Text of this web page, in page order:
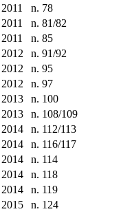
2011 n. 78
2011 n. 81/82
2011 n. 85
2012 n. 91/92
2012 n. 95
2012 n. 97
2013 n. 100
2013 n. 108/109
2014 n. 112/113
2014 n. 116/117
2014 n. 114
2014 n. 118
2014 n. 119
2015 n. 124